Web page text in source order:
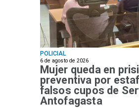
POLICIAL
6 de agosto de 2026
Mujer queda en
preventiva por
falsos cupos de
Antofagasta